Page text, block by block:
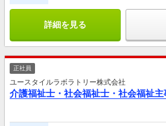
詳細を見る
正社員
ユースタイルラボラトリー株式会社
介護福祉士・社会福祉士・社会福祉主